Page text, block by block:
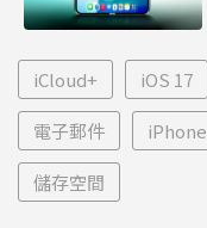
iCloud+ iOS 17
電子郵件 iPhone
儲存空間